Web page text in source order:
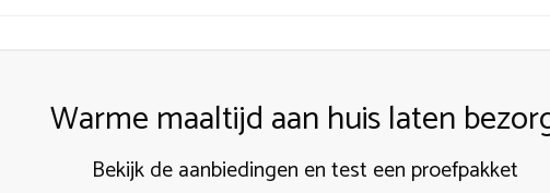
Warme maaltijd aan huis laten
Bekijk de aanbiedingen en test een proefpakket